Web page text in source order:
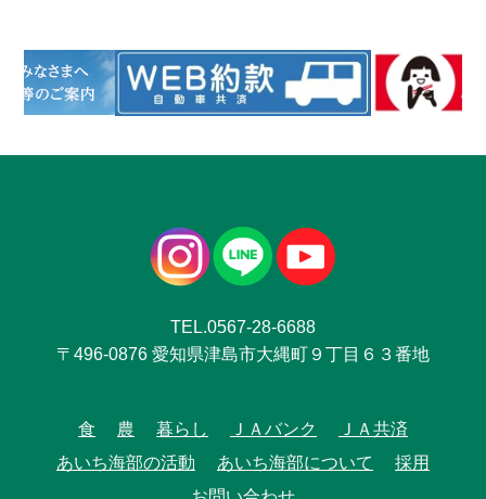
TEL.0567-28-6688
〒496-0876 愛知県津島市大縄町９丁目６３番地
食 農 暮らし ＪＡバンク
ＪＡ共済
あいち海部の活動
あいち海部について
採用